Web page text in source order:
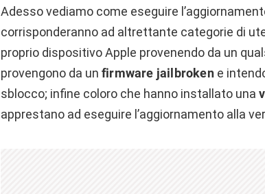
Adesso vediamo come eseguire
corrisponderanno ad altrettante categorie di
proprio dispositivo Apple provenendo da un
provengono da un firmware jailbrokene
sblocco; infine coloro che hanno installato una
apprestano ad eseguire l’aggiornamento alla